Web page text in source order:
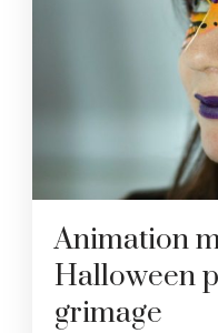
Animation
Halloween
grimage